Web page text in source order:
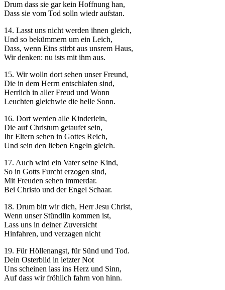
Drum dass sie gar kein Hoffnung han,
Dass sie vom Tod solln wiedr aufstan.
14. Lasst uns nicht werden ihnen gleich,
Und so bekümmern um ein Leich,
Dass, wenn Eins stirbt aus unsrem Haus,
Wir denken: nu ists mit ihm aus.
15. Wir wolln dort sehen unser Freund,
Die in dem Herrn entschlafen sind,
Herrlich in aller Freud und Wonn
Leuchten gleichwie die helle Sonn.
16. Dort werden alle Kinderlein,
Die auf Christum getaufet sein,
Ihr Eltern sehen in Gottes Reich,
Und sein den lieben Engeln gleich.
17. Auch wird ein Vater seine Kind,
So in Gotts Furcht erzogen sind,
Mit Freuden sehen immerdar.
Bei Christo und der Engel Schaar.
18. Drum bitt wir dich, Herr Jesu Christ,
Wenn unser Stündlin kommen ist,
Lass uns in deiner Zuversicht
Hinfahren, und verzagen nicht
19. Für Höllenangst, für Sünd und Tod.
Dein Osterbild in letzter Not
Uns scheinen lass ins Herz und Sinn,
Auf dass wir fröhlich fahrn von hinn.